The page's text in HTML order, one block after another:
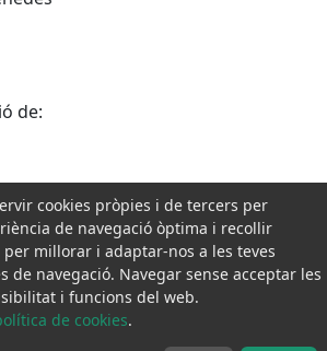
de:
cookies pròpies i de tercers per
de navegació òptima i recollir
millorar i adaptar-nos a les teves
de navegació. Navegar sense acceptar les
i funcions del web.
de cookies.